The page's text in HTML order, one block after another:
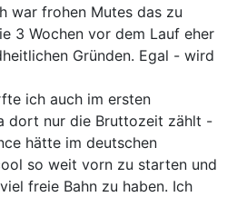
war frohen Mutes das zu
3 Wochen vor dem Lauf eher
Gründen. Egal - wird
ich auch im ersten
dort nur die Bruttozeit zählt -
hätte im deutschen
so weit vorn zu starten und
freie Bahn zu haben. Ich